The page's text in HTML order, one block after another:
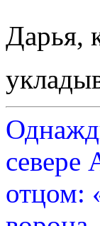
Дарья,
севере
отцом: